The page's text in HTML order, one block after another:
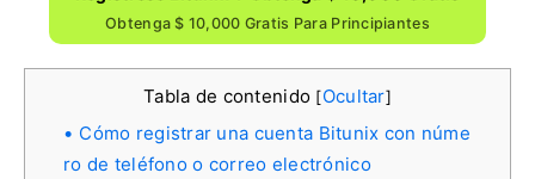
Obtenga $ 10,000 Gratis Para Principiantes
Tabla de contenido [Ocultar]
Cómo registrar una cuenta Bitunix con núme
ro de teléfono o correo electrónico